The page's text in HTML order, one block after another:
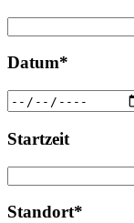
Datum*
Startzeit
Standort*